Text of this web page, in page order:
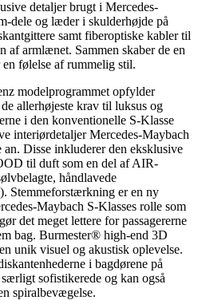
detaljer brugt i Mercedes-
dele og læder i skulderhøjde på
samt fiberoptiske kabler til
af armlænet. Sammen skaber de en
følelse af rummelig stil.
modelprogrammet opfylder
allerhøjeste krav til luksus og
i den konventionelle S-Klasse
interiørdetaljer Mercedes-Maybach
Disse inkluderer den eksklusive
til duft som en del af AIR-
håndlavede
Stemmeforstærkning er en ny
Maybach S-Klasses rolle som
det meget lettere for passagererne
bag. Burmester® high-end 3D
unik visuel og akustisk oplevelse.
i bagdørene på
sofistikerede og kan også
spiralbevægelse.